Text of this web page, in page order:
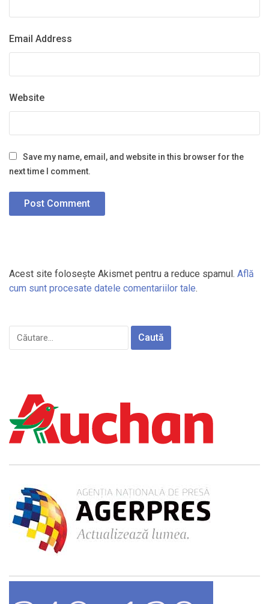
Email Address
Website
Save my name, email, and website in this browser for the
next time I comment.
Acest site folosește Akismet pentru a reduce spamul. Află
cum sunt procesate datele comentariilor tale.
Caută
după: